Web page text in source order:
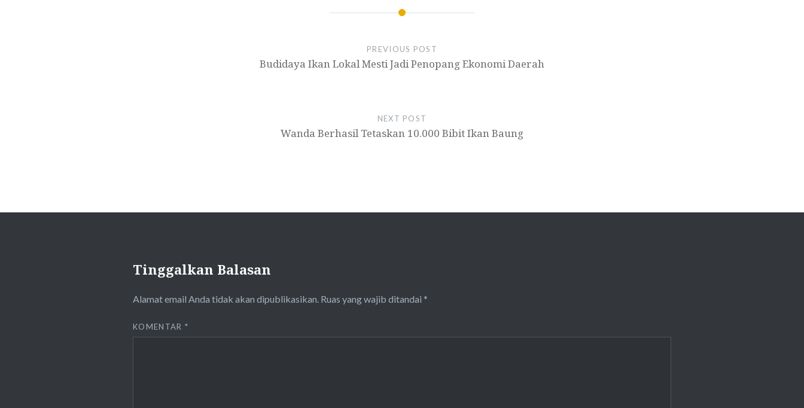
PREVIOUS POST
Budidaya Ikan Lokal Mesti Jadi Penopang Ekonomi Daerah
NEXT POST
Wanda Berhasil Tetaskan 10.000 Bibit Ikan Baung
Tinggalkan Balasan
Alamat email Anda tidak akan dipublikasikan. Ruas yang wajib ditandai *
KOMENTAR *